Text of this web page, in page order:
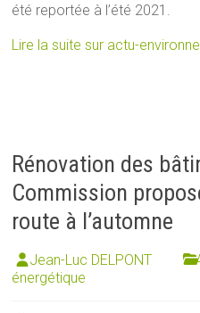
été reportée à l’été 2021.
Lire la suite sur actu-
Rénovation des
Commission
route à l’automne
Jean-Luc DELPONT
énergétique